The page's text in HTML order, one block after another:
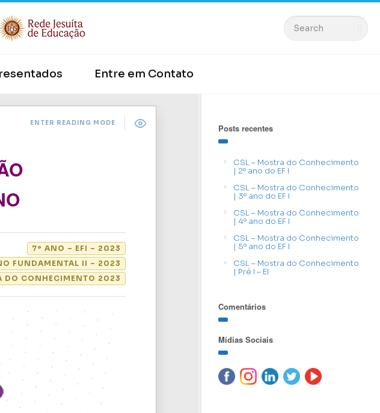
Entre em Contato
ENTER READING MODE
7º ANO – EFI – 2023
FUNDAMENTAL II – 2023
DO CONHECIMENTO 2023
Posts recentes
CSL – Mostra do Conhecimento
| 2º ano do EF I
CSL – Mostra do Conhecimento
| 3º ano do EF I
CSL – Mostra do Conhecimento
| 4º ano do EF I
CSL – Mostra do Conhecimento
| 5º ano do EF I
CSL – Mostra do Conhecimento
| Pré I – EI
Comentários
Mídias Sociais